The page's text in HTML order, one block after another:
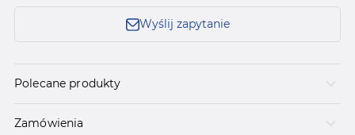
Wyślij zapytanie
Polecane produkty
Zamówienia